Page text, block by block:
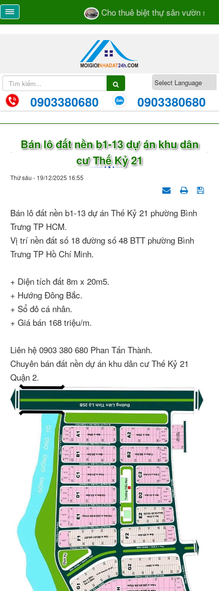
Cho thuê biệt thự sân vườn số
0903380680 0903380680
Bán lô đất nền b1-13 dự án khu dân
cư Thế Kỷ 21
Thứ sáu - 19/12/2025 16:55
Bán lô đất nền b1-13 dự án Thế Kỷ 21 phường Bình
Trưng TP HCM.
Vị trí nền đất số 18 đường số 48 BTT phường Bình
Trưng TP Hồ Chí Minh.
+ Diện tích đất 8m x 20m5.
+ Hướng Đông Bắc.
+ Sổ đỏ cá nhân.
+ Giá bán 168 triệu/m.
Liên hệ 0903 380 680 Phan Tấn Thành.
Chuyên bán đất nền dự án khu dân cư Thế Kỷ 21
Quận 2.